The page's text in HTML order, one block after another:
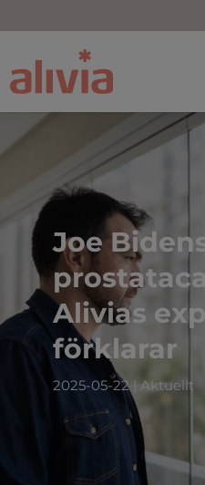
Joe
Alivias
förklarar
2025-05-22 |Aktuellt